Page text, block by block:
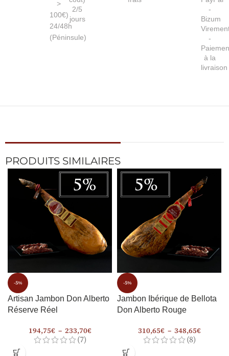
>
100€)
24/48h
(Péninsule)
2/5
jours
-
Bizum
-
à la
livraison
PRODUITS SIMILAIRES
-5%
Artisan Jambon Don Alberto
Réserve Réel
194,75€ – 233,70€
(7)
-5%
Jambon Ibérique de Bellota
Don Alberto Rouge
310,65€ – 348,65€
(8)